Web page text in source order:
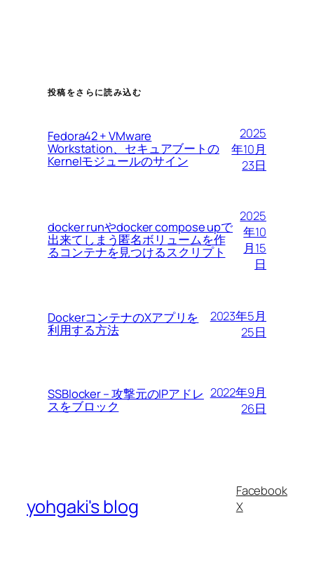
投稿をさらに読み込む
Fedora42 + VMware
Workstation、セキュアブートの
Kernelモジュールのサイン
2025
年10月
23日
docker runやdocker compose upで
出来てしまう匿名ボリュームを作
るコンテナを見つけるスクリプト
2025
年10
月15
日
DockerコンテナのXアプリを
利用する方法
2023年5月
25日
SSBlocker – 攻撃元のIPアドレ
スをブロック
2022年9月
26日
yohgaki's blog
Facebook
X